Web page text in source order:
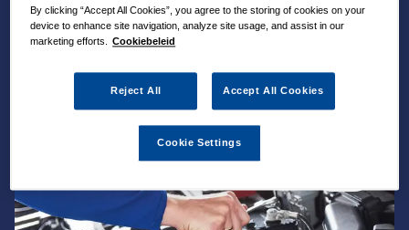
By clicking “Accept All Cookies”, you agree to the storing of cookies on your
device to enhance site navigation, analyze site usage, and assist in our
marketing efforts.
Cookiebeleid
Reject All Accept All Cookies
Cookie Settings